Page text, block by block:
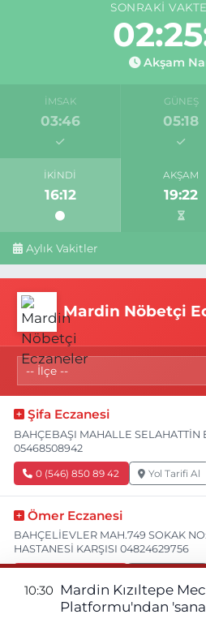
SONRAKI
Akşam
İMSAK
03:46
GÜNEŞ
05:18
İKINDI
16:12
AKŞAM
19:22
Aylık Vakitler
Mardin Nöbetçi
Şifa Eczanesi
BAHÇEBAŞI MAHALLE SELAHATTİN
05468508942
0 (546) 850 89 42 Yol Tarifi Al
Ömer Eczanesi
BAHÇELİEVLER MAH.749 SOKAK
HASTANESİ KARŞISI 04824629756
Azizoğlu Eczanesi
10:30
Mardin Kızıltepe
Platformu'ndan